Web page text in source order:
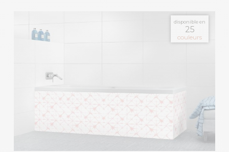
disponible en
25
couleurs